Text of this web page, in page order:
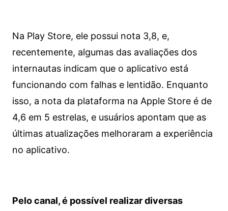
Na Play Store, ele possui nota 3,8, e,
recentemente, algumas das avaliações dos
internautas indicam que o aplicativo está
funcionando com falhas e lentidão. Enquanto
isso, a nota da plataforma na Apple Store é de
4,6 em 5 estrelas, e usuários apontam que as
últimas atualizações melhoraram a experiência
no aplicativo.
Pelo canal, é possível realizar diversas